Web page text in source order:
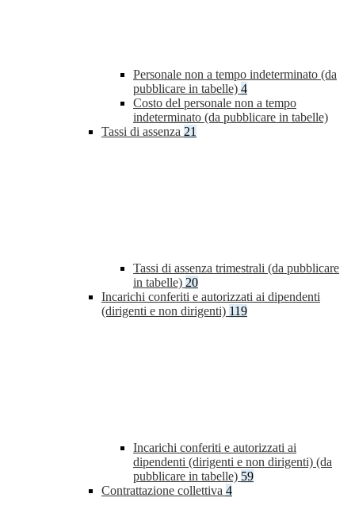
Personale non a tempo indeterminato (da
pubblicare in tabelle) 4
Costo del personale non a tempo
indeterminato (da pubblicare in tabelle)
Tassi di assenza 21
Tassi di assenza trimestrali (da pubblicare
in tabelle) 20
Incarichi conferiti e autorizzati ai dipendenti
(dirigenti e non dirigenti) 119
Incarichi conferiti e autorizzati ai
dipendenti (dirigenti e non dirigenti) (da
pubblicare in tabelle) 59
Contrattazione collettiva 4